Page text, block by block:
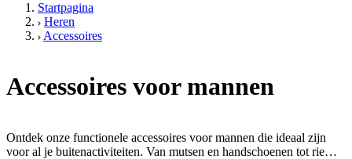
Startpagina
Heren
Accessoires
Accessoires voor mannen
Ontdek onze functionele accessoires voor mannen die ideaal zijn
voor al je buitenactiviteiten. Van mutsen en handschoenen tot riemen